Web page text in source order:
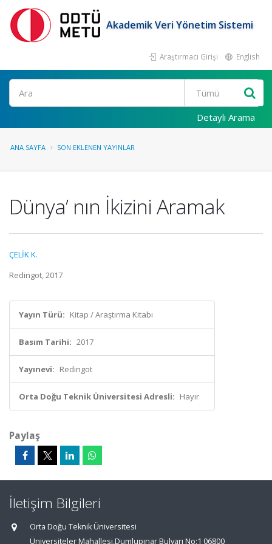
Akademik Veri Yönetim Sistemi
Araştırmacı Girişi English
Ara
Detaylı Arama
ANA SAYFA SON EKLENEN YAYINLAR
Dünya’ nın İkizini Aramak
ÇELİK K.
Redingot, 2017
Yayın Türü: Kitap / Araştırma Kitabı
Basım Tarihi: 2017
Yayınevi: Redingot
Orta Doğu Teknik Üniversitesi Adresli: Hayır
Paylaş
İletişim Bilgileri
Orta Doğu Teknik Üniversitesi
Üniversiteler Mahallesi,Dumlupınar Bulvarı No:1 06800